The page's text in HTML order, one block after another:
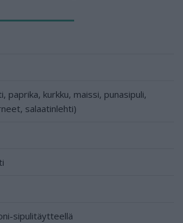
paprika, kurkku, maissi, punasipuli,
salaatinlehti)
sipulitäytteellä